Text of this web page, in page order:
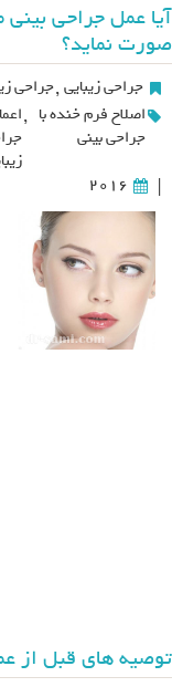
آیا عمل جراحی بینی
صورت نماید؟
جراحی زیبایی ,جراحی
اصلاح فرم خنده با
جراحی بینی
,
|
2016
توصیه های قبل از